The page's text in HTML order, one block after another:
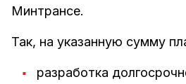
Минтрансе.
Так, на указанную сумму
разработка